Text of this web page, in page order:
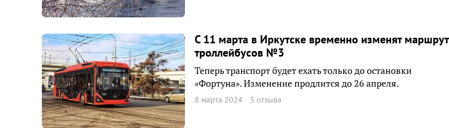
С 11 марта в Иркутске временно изменят маршрут
троллейбусов №3
Теперь транспорт будет ехать только до остановки
«Фортуна». Изменение продлится до 26 апреля.
8 марта 2024 3 отзыва